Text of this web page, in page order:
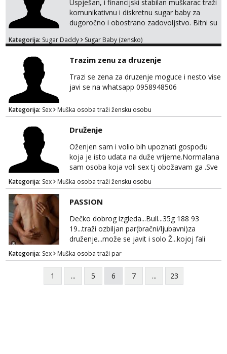
Uspješan, i financijski stabilan muškarac traži
komunikativnu i diskretnu sugar baby za
dugoročno i obostrano zadovoljstvo. Bitni su
dogovor bez komplikacija. Nagrada
želiš – javi se privatno s kratkim opisom i
fotografijom.
Kategorija: Sugar Daddy Sugar Baby (zensko)
Trazim zenu za druzenje
Trazi se zena za druzenje moguce i nesto vise
javi se na whatsapp 0958948506
Kategorija: Sex Muška osoba traži žensku osobu
Druženje
Oženjen sam i volio bih upoznati gospođu
koja je isto udata na duže vrijeme.Normalana
sam osoba koja voli sex tj obožavam ga .Sve
ostalo možemo srediti u hodu naravno
diskrecija mi je najvažnija.Prostor je moj
.Molim samo normalne osobe bez nekih
bonova zahtjeva i traženja novca sa bilo koje
strane.Ajmo uživati i svatko svojim putem
Kategorija: Sex Muška osoba traži žensku osobu
PASSION
Dečko dobrog izgleda...Bull...35g 188 93
19...traži ozbiljan par(bračni/ljubavni)za
druženje...može se javit i solo Ž...kojoj fali
uzbuđenja i strasti...područje otoka Murtera i
bliža okolica...WhatsApp...Telegram
Kategorija: Sex Muška osoba traži par
1 ... 5 6 7 ... 23